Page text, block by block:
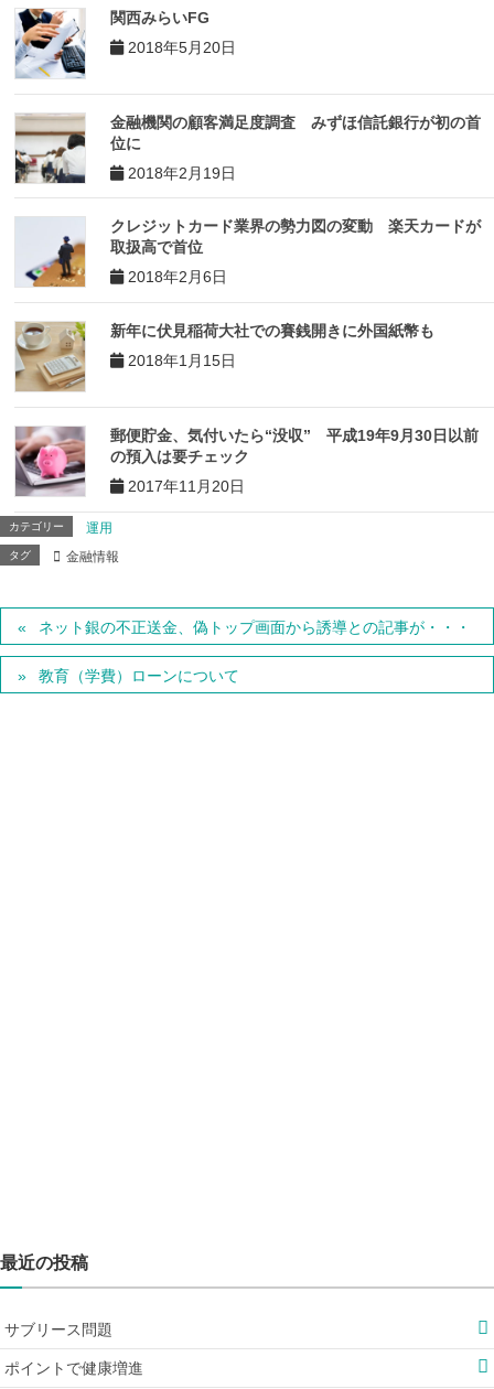
関西みらいFG
2018年5月20日
金融機関の顧客満足度調査 みずほ信託銀行が初の首
位に
2018年2月19日
クレジットカード業界の勢力図の変動 楽天カードが
取扱高で首位
2018年2月6日
新年に伏見稲荷大社での賽銭開きに外国紙幣も
2018年1月15日
郵便貯金、気付いたら“没収” 平成19年9月30日以前
の預入は要チェック
2017年11月20日
カテゴリー 運用
タグ 金融情報
ネット銀の不正送金、偽トップ画面から誘導との記事が・・・
教育（学費）ローンについて
最近の投稿
サブリース問題
ポイントで健康増進